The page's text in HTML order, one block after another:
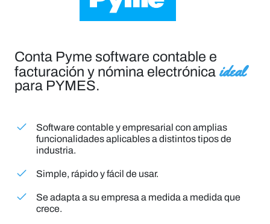
Conta Pyme software contable e
facturación y nómina electrónica ideal
para PYMES.
Software contable y empresarial con amplias
funcionalidades aplicables a distintos tipos de
industria.
Simple, rápido y fácil de usar.
Se adapta a su empresa a medida a medida que
crece.